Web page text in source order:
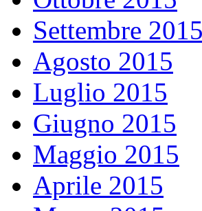
Settembre 2015
Agosto 2015
Luglio 2015
Giugno 2015
Maggio 2015
Aprile 2015